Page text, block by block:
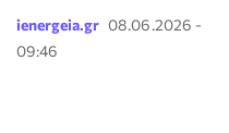
ienergeia.gr 08.06.2026 -
09:46